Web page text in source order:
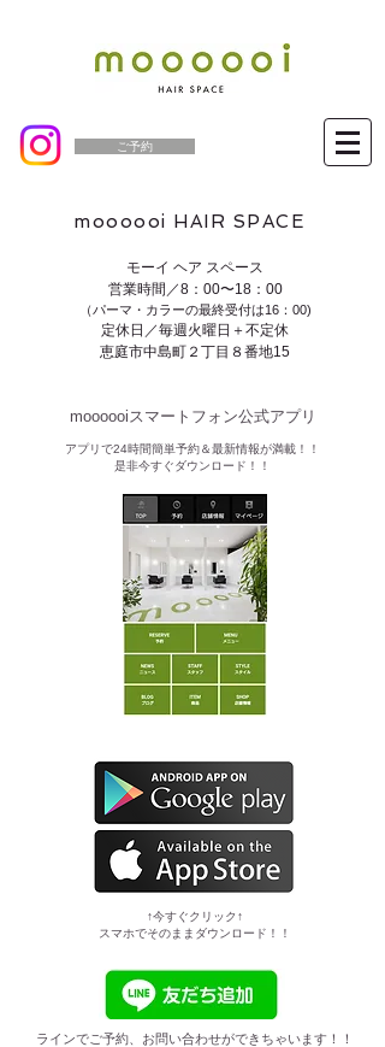
ご予約
moooooi HAIR SPACE
モーイ ヘア スペース
営業時間／8：00〜18：00
（パーマ・カラーの最終受付は16：00)
定休日／毎週火曜日＋不定休
恵庭市中島町２丁目８番地15
moooooiスマートフォン公式アプリ​
​アプリで24時間簡単予約＆最新情報が満載！！
是非今すぐダウンロード！！
​↑今すぐクリック↑
スマホでそのままダウンロード！！
ラインでご予約、お問い合わせができちゃいます！！